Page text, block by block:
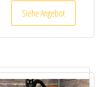
Siehe Angebot